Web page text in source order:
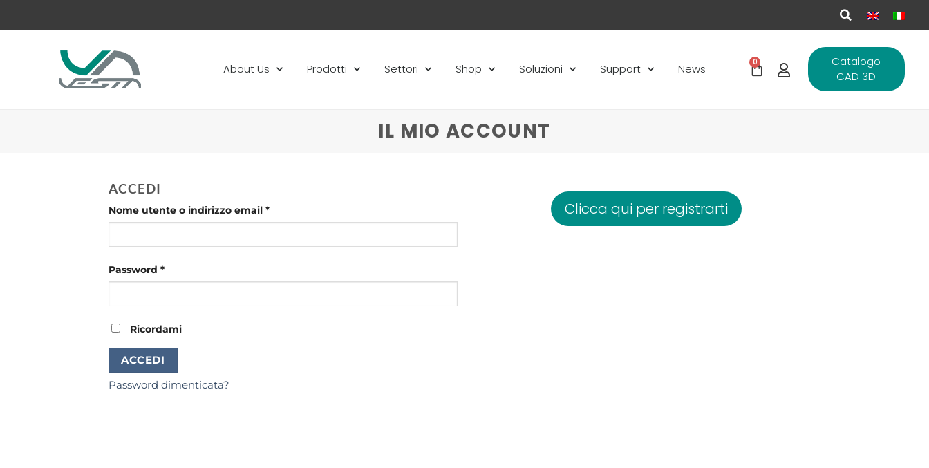
About Us Prodotti Settori Shop Soluzioni Support News 0
Catalogo
CAD 3D
IL MIO ACCOUNT
ACCEDI
Nome utente o indirizzo email *
Password *
Ricordami
ACCEDI
Password dimenticata?
Clicca qui per registrarti